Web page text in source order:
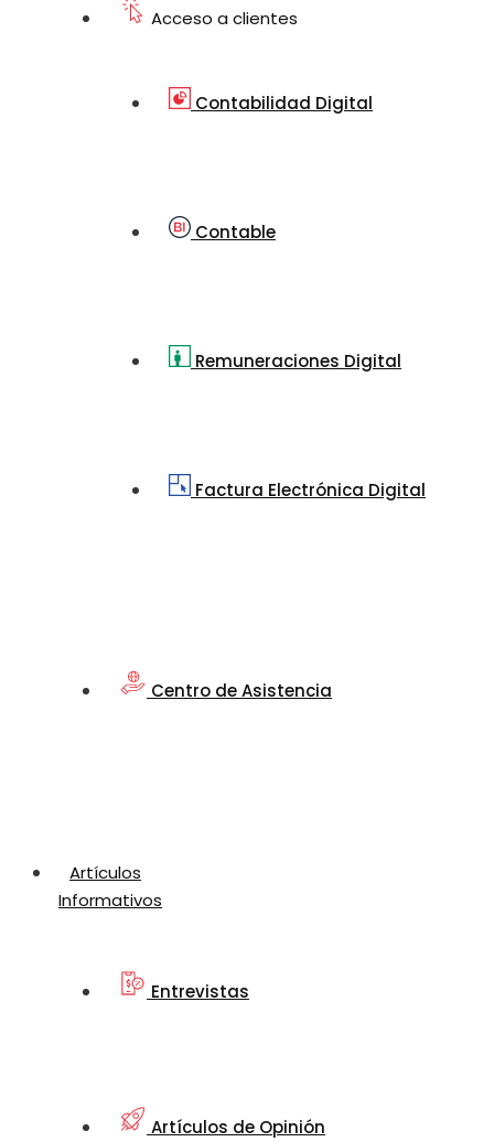
Acceso a clientes
Contabilidad Digital
Contable
Remuneraciones Digital
Factura Electrónica Digital
Centro de Asistencia
Artículos
Informativos
Entrevistas
Artículos de Opinión